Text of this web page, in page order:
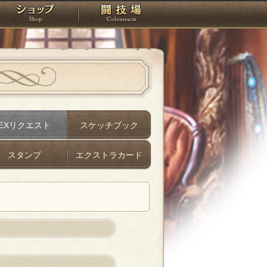
タジオ ショップ 闘技場
リクエスト スケッチブック
スタンプ エクストラカード